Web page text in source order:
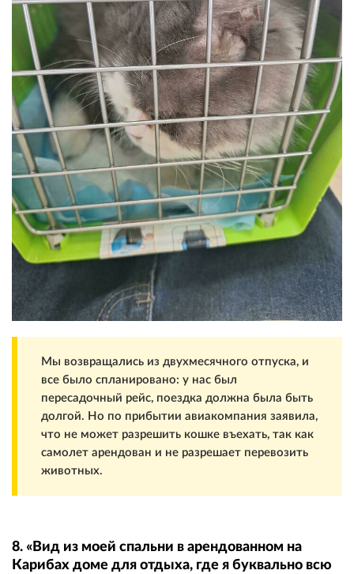
Мы возвращались из двухмесячного отпуска, и
все было спланировано: у нас был
пересадочный рейс, поездка должна была быть
долгой. Но по прибытии авиакомпания заявила,
что не может разрешить кошке въехать, так как
самолет арендован и не разрешает перевозить
животных.
8. «Вид из моей спальни в арендованном на
Карибах доме для отдыха, где я буквально всю